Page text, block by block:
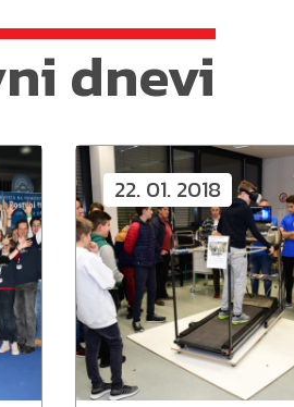
dnevi
22. 01. 2018